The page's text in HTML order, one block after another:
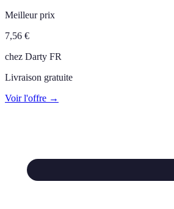
Meilleur prix
7,56 €
chez Darty FR
Livraison gratuite
Voir l'offre →